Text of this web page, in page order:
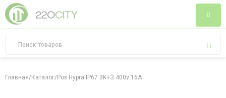
Главная/Каталог/Роз.Hypra IP67 3K+З 400v 16A